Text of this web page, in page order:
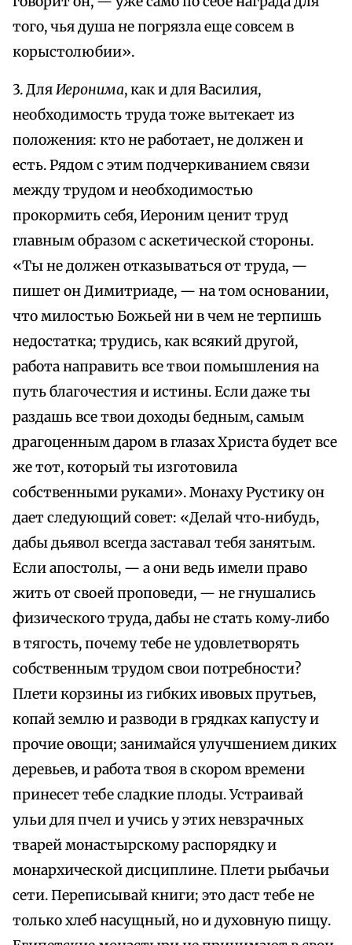
того, чья душа не погрязла еще совсем в
корыстолюбии».
3. ДляИеронима, как и для Василия,
необходимость труда тоже вытекает из
положения: кто не работает, не должен и
есть. Рядом с этим подчеркиванием связи
между трудом и необходимостью
прокормить себя, Иероним ценит труд
главным образом с аскетической стороны.
«Ты не должен отказываться от труда, —
пишет он Димитриаде, — на том основании,
что милостью Божьей ни в чем не терпишь
недостатка; трудись, как всякий другой,
работа направить все твои помышления на
путь благочестия и истины. Если даже ты
раздашь все твои доходы бедным, самым
драгоценным даром в глазах Христа будет все
же тот, который ты изготовила
собственными руками». Монаху Рустику он
дает следующий совет: «Делай что‑нибудь,
дабы дьявол всегда заставал тебя занятым.
Если апостолы, — а они ведь имели право
жить от своей проповеди, — не гнушались
физического труда, дабы не стать кому‑либо
в тягость, почему тебе не удовлетворять
собственным трудом свои потребности?
Плети корзины из гибких ивовых прутьев,
копай землю и разводи в грядках капусту и
прочие овощи; занимайся улучшением диких
деревьев, и работа твоя в скором времени
принесет тебе сладкие плоды. Устраивай
ульи для пчел и учись у этих невзрачных
тварей монастырскому распорядку и
монархической дисциплине. Плети рыбачьи
сети. Переписывай книги; это даст тебе не
только хлеб насущный, но и духовную пищу.